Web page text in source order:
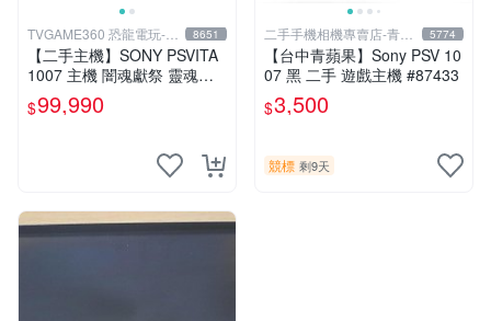
TVGAME360 恐龍電玩-台
中店
8651
【二手主機】SONY PSVITA
1007 主機 闇魂獻祭 靈魂祭
品 附充電器 USB傳輸線 PS
VITA PSV
$99,990
二手手機相機專賣店-青蘋
果3c
5774
【台中青蘋果】Sony PSV 10
07 黑 二手 遊戲主機 #87433
$3,500
競標 剩9天